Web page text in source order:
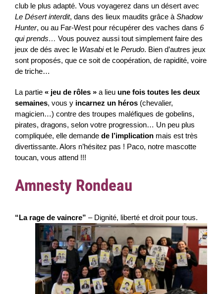
club le plus adapté. Vous voyagerez dans un désert avec
Le Désert interdit, dans des lieux maudits grâce à Shadow
Hunter, ou au Far-West pour récupérer des vaches dans 6
qui prends… Vous pouvez aussi tout simplement faire des
jeux de dés avec le Wasabiet le Perudo. Bien d’autres jeux
sont proposés, que ce soit de coopération, de rapidité, voire
de triche…
La partie « jeu de rôles »a lieu une fois toutes les deux
semaines, vous y incarnez un héros(chevalier,
magicien…) contre des troupes maléfiques de gobelins,
pirates, dragons, selon votre progression… Un peu plus
compliquée, elle demande de l’implicationmais est très
divertissante. Alors n’hésitez pas ! Paco, notre mascotte
toucan, vous attend !!!
Amnesty Rondeau
“La rage de vaincre” – Dignité, liberté et droit pour tous.